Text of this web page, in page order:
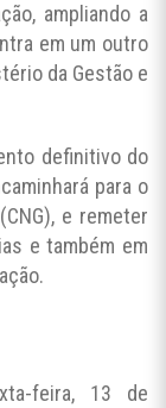
ampliando a
em um outro
da Gestão e
definitivo do
para o
e remeter
e também em
feira, 13 de